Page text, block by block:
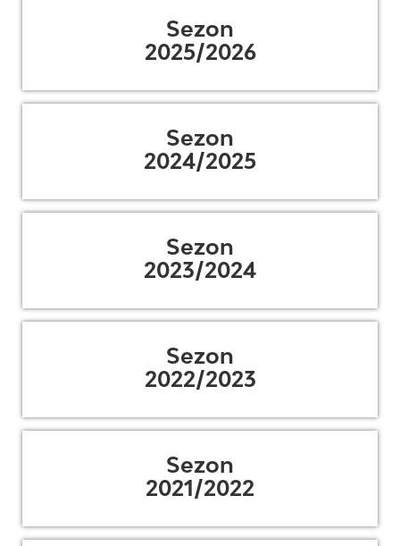
Sezon
2025/2026
Sezon
2024/2025
Sezon
2023/2024
Sezon
2022/2023
Sezon
2021/2022